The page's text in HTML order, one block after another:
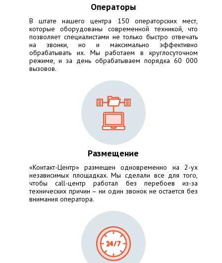
Операторы
В штате нашего центра 150 операторских мест,
которые оборудованы современной техникой, что
позволяет специалистами не только быстро отвечать
на звонки, но и максимально эффективно
обрабатывать их. Мы работаем в круглосуточном
режиме, и за день обрабатываем порядка 60 000
вызовов.
Размещение
«Контакт-Центр» размещен одновременно на 2-ух
независимых площадках. Мы сделали все для того,
чтобы call-центр работал без перебоев из-за
технических причин – ни один звонок не остается без
внимания оператора.